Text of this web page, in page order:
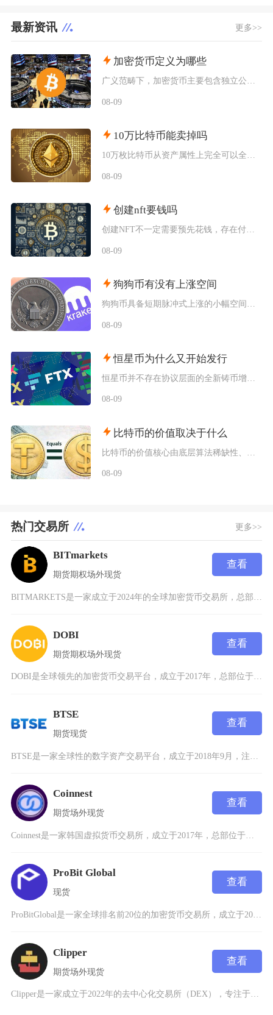
最新资讯 更多>>
加密货币定义为哪些
广义范畴下，加密货币主要包含独立公链原生币种、依托现有区块链发行的各类同质化代币、多种机制
08-09
10万比特币能卖掉吗
10万枚比特币从资产属性上完全可以全部卖出，但无法在公开现货市场一次性市价成交，想要足额变
08-09
创建nft要钱吗
08-09
狗狗币有没有上涨空间
08-09
恒星币为什么又开始发行
08-09
比特币的价值取决于什么
08-09
热门交易所 更多>>
BITmarkets
期货期权场外现货
查看
DOBI
期货期权场外现货
查看
DOBI是全球领先的加密货币交易平台，成立于2017年，总部位于新加坡。自成立以来，DOB
BTSE
期货现货
查看
Coinnest
期货场外现货
查看
ProBit Global
现货
查看
ProBitGlobal是一家全球排名前20位的加密货币交易所，成立于2018年11月，注
Clipper
期货场外现货
查看
Clipper是一家成立于2022年的去中心化交易所（DEX），专注于为蓝筹代币（如ETH